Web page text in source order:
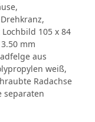
105 x 84
mm
aus
weiß,
Radachse
separaten